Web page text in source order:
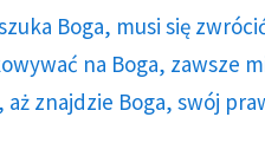
Boga, musi się
na Boga, zawsze
aż znajdzie Boga, swój